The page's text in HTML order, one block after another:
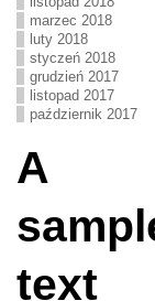
marzec 2018
luty 2018
styczeń 2018
grudzień 2017
listopad 2017
październik 2017
A
text